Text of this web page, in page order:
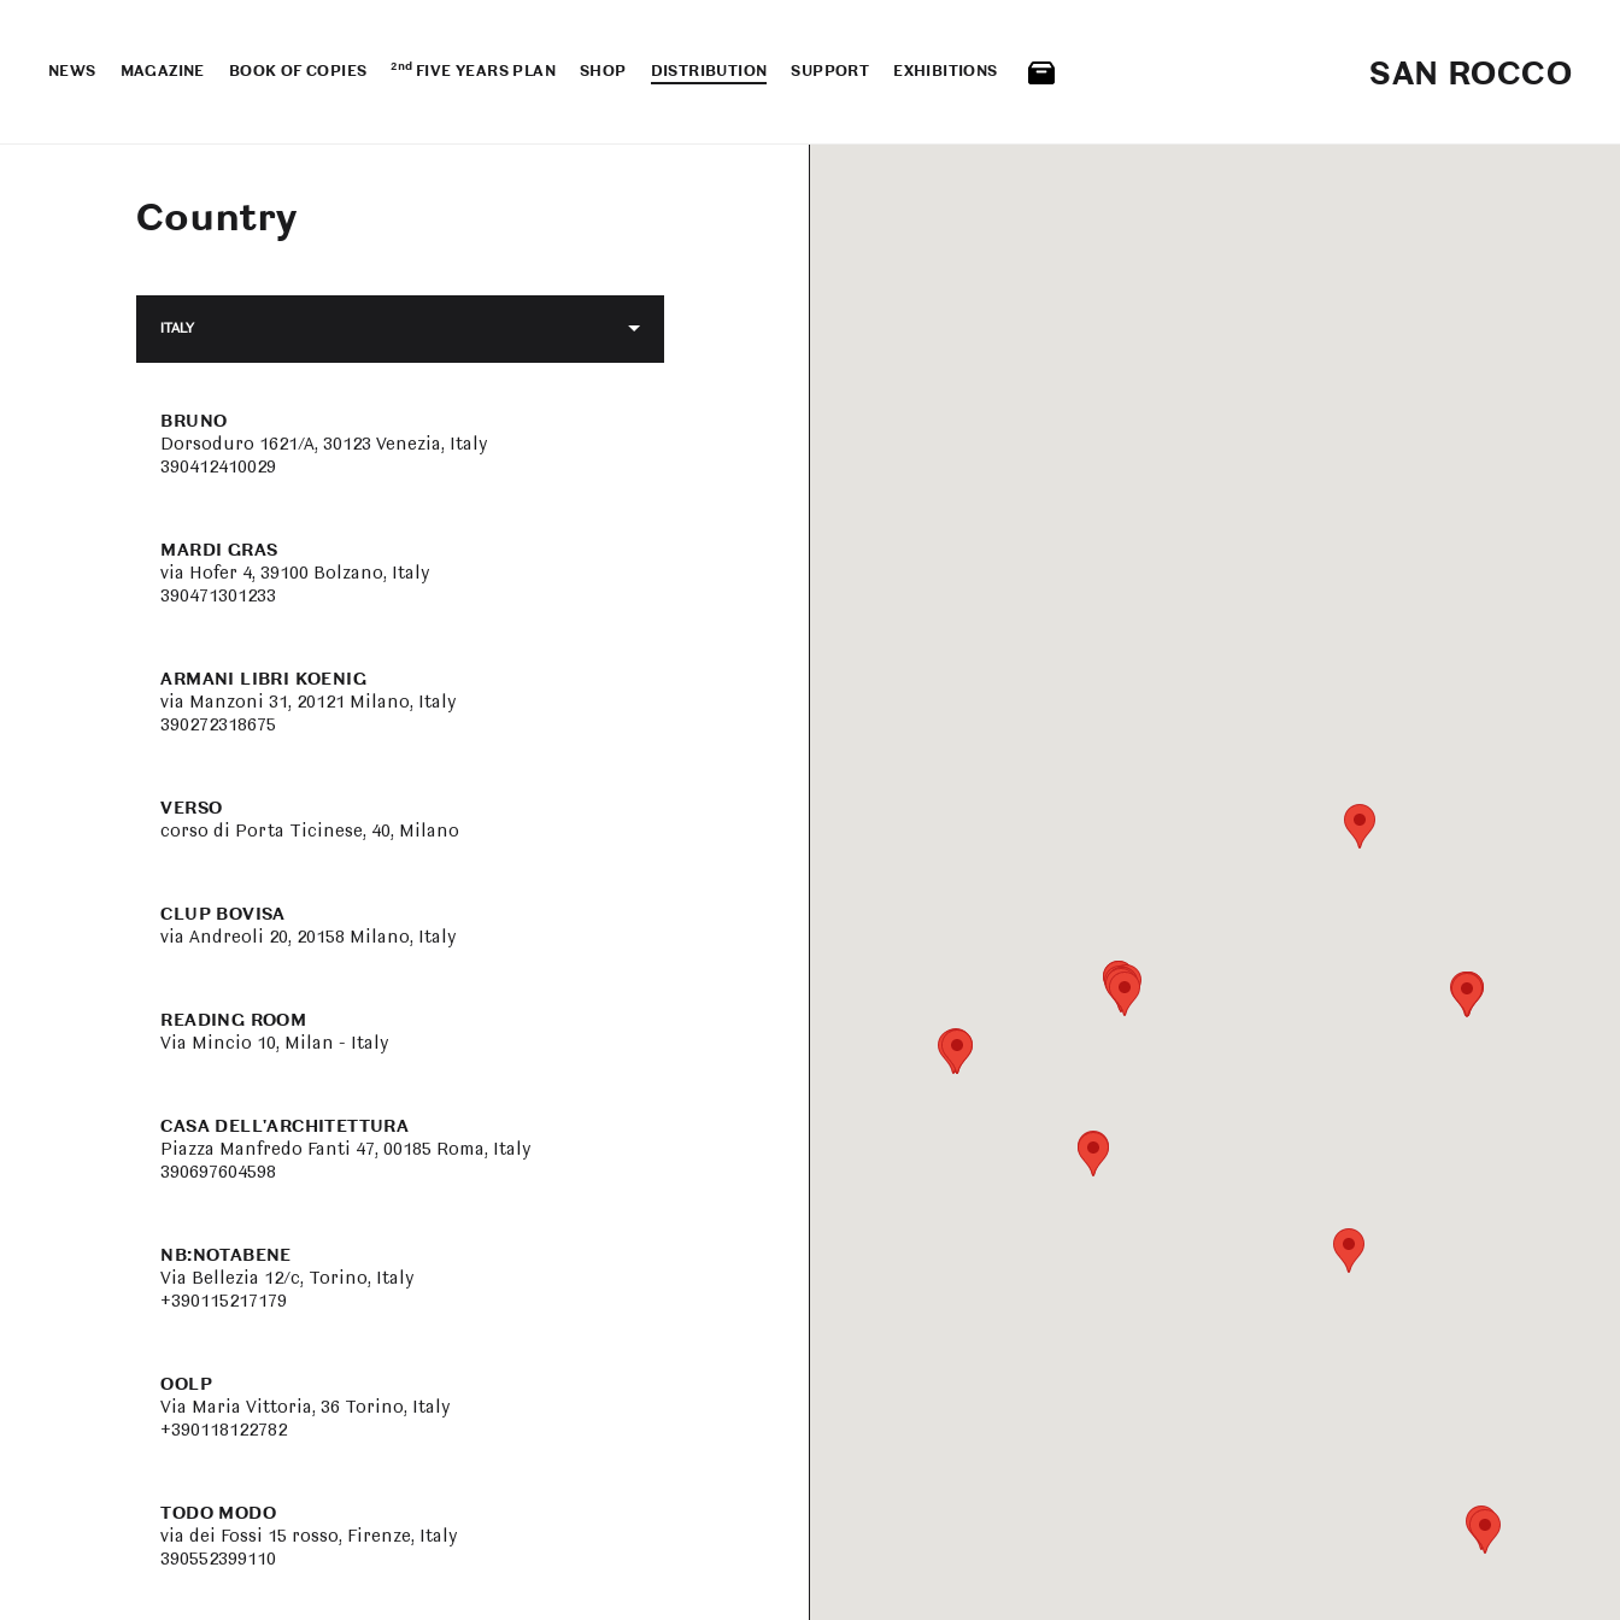
NEWS MAGAZINE BOOK OF COPIES 2nd FIVE YEARS PLAN SHOP DISTRIBUTION SUPPORT EXHIBITIONS SAN ROCCO
Country
ITALY
BRUNO
Dorsoduro 1621/A, 30123 Venezia, Italy
390412410029
MARDI GRAS
via Hofer 4, 39100 Bolzano, Italy
390471301233
ARMANI LIBRI KOENIG
via Manzoni 31, 20121 Milano, Italy
390272318675
VERSO
corso di Porta Ticinese, 40, Milano
CLUP BOVISA
via Andreoli 20, 20158 Milano, Italy
READING ROOM
Via Mincio 10, Milan - Italy
CASA DELL'ARCHITETTURA
Piazza Manfredo Fanti 47, 00185 Roma, Italy
390697604598
NB:NOTABENE
Via Bellezia 12/c, Torino, Italy
+390115217179
OOLP
Via Maria Vittoria, 36 Torino, Italy
+390118122782
TODO MODO
via dei Fossi 15 rosso, Firenze, Italy
390552399110